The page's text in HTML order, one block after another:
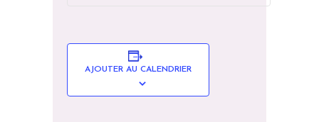
AJOUTER AU CALENDRIER